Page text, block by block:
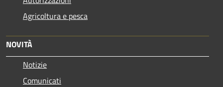
Agricoltura e pesca
NOVITÀ
Notizie
Comunicati